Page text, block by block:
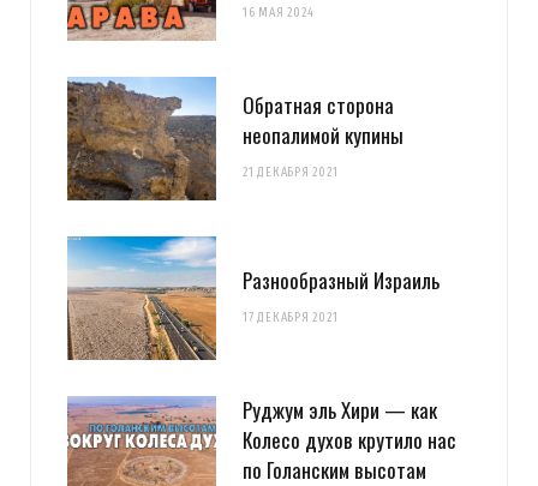
16 МАЯ 2024
Обратная сторона
неопалимой купины
21 ДЕКАБРЯ 2021
Разнообразный Израиль
17 ДЕКАБРЯ 2021
Руджум эль Хири — как
Колесо духов крутило нас
по Голанским высотам